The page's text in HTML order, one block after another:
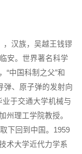
，汉族，吴越王钱镠
安。世界著名科学
“中国科制之父”和
弹、原子弹的发射向
于交通大学机械与
州理工学院教授。
下回到中国。1959
术大学近代力学系